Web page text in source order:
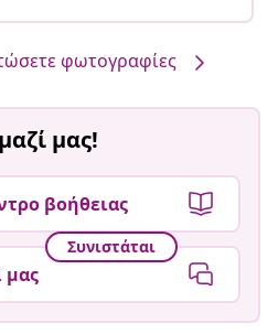
φωτογραφίες
μας!
βοήθειας
Συνιστάται
μας